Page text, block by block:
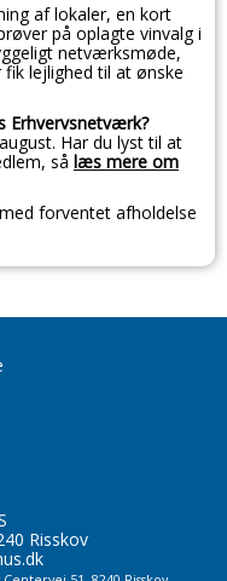
af lokaler, en kort
på oplagte vinvalg i
netværksmøde,
lejlighed til at ønske
Erhvervsnetværk?
Har du lyst til at
så læs mere om
forventet afholdelse
Risskov